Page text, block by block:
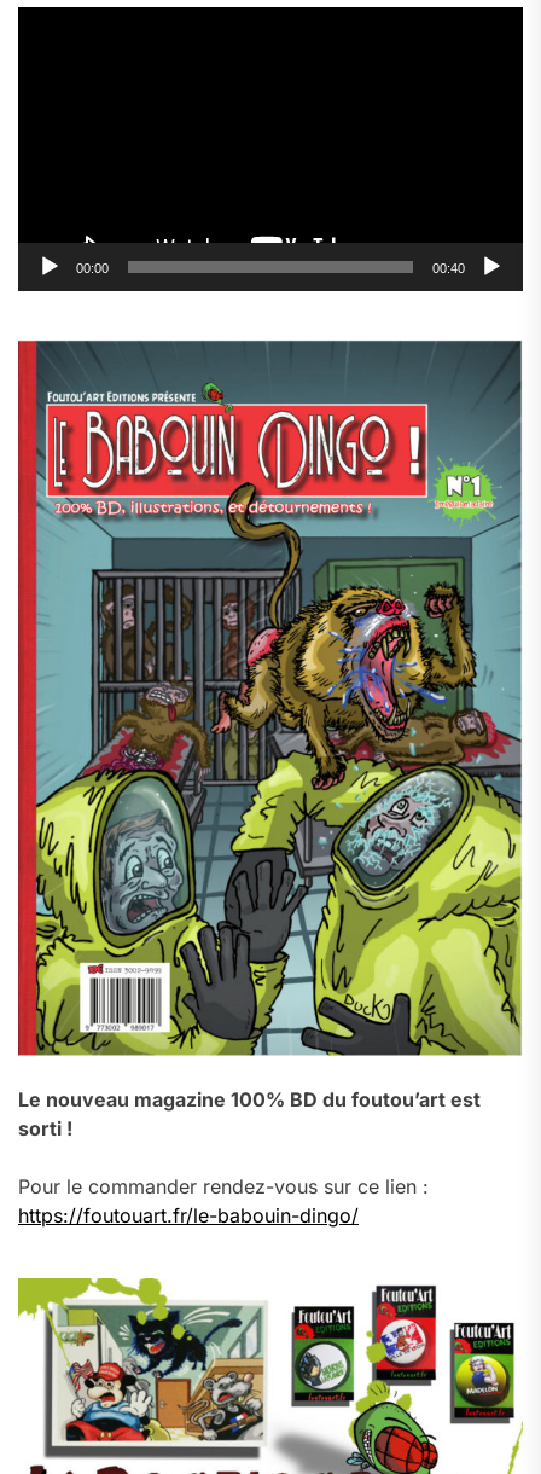
00:00 00:40
Le nouveau magazine 100% BD du foutou’art est
sorti !
Pour le commander rendez-vous sur ce lien :
https://foutouart.fr/le-babouin-dingo/